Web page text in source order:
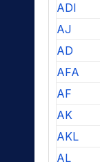
ADI
AJ
AD
AFA
AF
AK
AKL
AL